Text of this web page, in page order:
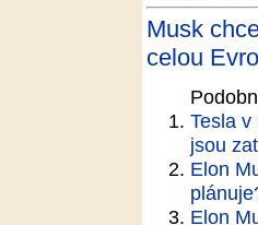
Musk
celou
Tesla
jsou
Elon
Elon